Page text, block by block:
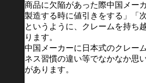
商品に欠陥があった際中国メー
製造する時に値引きをする」「
というように、クレームを持ち
ります。
中国メーカーに日本式のクレー
ネス習慣の違い等でなかなか思
があります。